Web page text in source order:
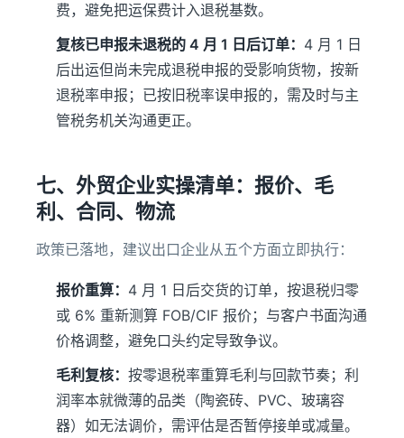
费，避免把运保费计入退税基数。
复核已申报未退税的 4 月 1 日后订单： 4 月 1 日
后出运但尚未完成退税申报的受影响货物，按新
退税率申报；已按旧税率误申报的，需及时与主
管税务机关沟通更正。
七、外贸企业实操清单：报价、毛
利、合同、物流
政策已落地，建议出口企业从五个方面立即执行：
报价重算： 4 月 1 日后交货的订单，按退税归零
或 6% 重新测算 FOB/CIF 报价；与客户书面沟通
价格调整，避免口头约定导致争议。
毛利复核： 按零退税率重算毛利与回款节奏；利
润率本就微薄的品类（陶瓷砖、PVC、玻璃容
器）如无法调价，需评估是否暂停接单或减量。